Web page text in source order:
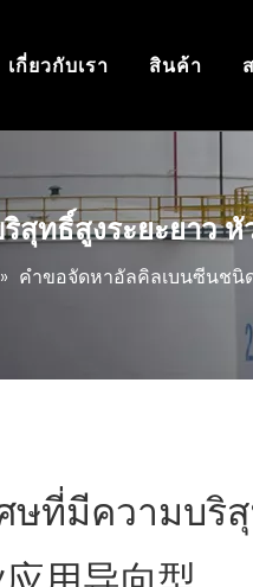
เกี่ยวกับเรา สินค้า
ธิ์สูงระยะยาว หั
» คำขอจัดหาอัลคิลเบนซีนชนิ
ที่มีความบริสุ